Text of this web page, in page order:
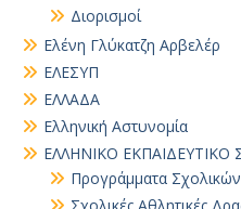
Διορισμοί
Ελένη Γλύκατζη Αρβελέρ
ΕΛΕΣΥΠ
ΕΛΛΑΔΑ
Ελληνική Αστυνομία
ΕΛΛΗΝΙΚΟ
Προγράμματα